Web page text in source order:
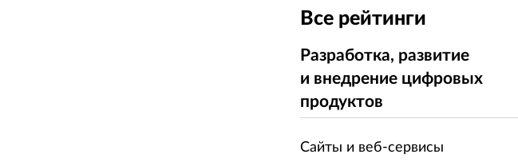
Все рейтинги
Разработка, развитие
и внедрение цифровых
продуктов
Сайты и веб-сервисы